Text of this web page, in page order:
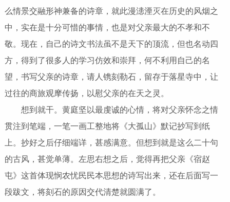
么情景交融形神兼备的诗章，就此漫漶湮灭在历史的风烟之
中，实在是十分可惜的事情，也是对父亲最大的不孝和不
敬。现在，自己的诗文书法虽不是天下的顶流，但也名动四
方，得到了很多人的学习仿效和崇拜，何不利用自己的名
望，书写父亲的诗章，请人镌刻勒石，留存于落星寺中，让
过往的商旅观摩传扬，以慰父亲的在天之灵。
想到就干。黄庭坚以最虔诚的心情，将对父亲怀念之情
贯注到笔端，一笔一画工整地将《大孤山》默记抄写到纸
上。抄好之后仔细端详，甚感满意。但想到就是这么二十句
的古风，甚觉单薄。左思右想之后，觉得再把父亲《宿赵
屯》这首体现悯农忧民民本思想的诗写出来，还在后面写一
段跋文，将刻石的原因交代清楚就圆满了。